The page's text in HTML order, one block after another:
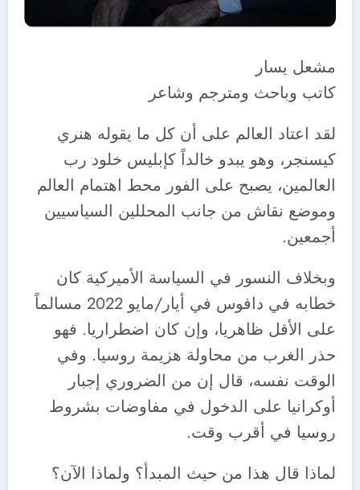
مشعل يسار
كاتب وباحث ومترجم وشاعر
لقد اعتاد العالم على أن كل ما يقوله هنري
كيسنجر، وهو يبدو خالداً كإبليس خلود رب
العالمين، يصبح على الفور محط اهتمام العالم
وموضع نقاش من جانب المحللين السياسيين
أجمعين.
وبخلاف النسور في السياسة الأميركية كان
خطابه في دافوس في أيار/مايو 2022 مسالماً
على الأقل ظاهريا، وإن كان اضطراريا. فهو
حذر الغرب من محاولة هزيمة روسيا. وفي
الوقت نفسه، قال إن من الضروري إجبار
أوكرانيا على الدخول في مفاوضات بشروط
روسيا في أقرب وقت.
لماذا قال هذا من حيث المبدأ؟ ولماذا الآن؟